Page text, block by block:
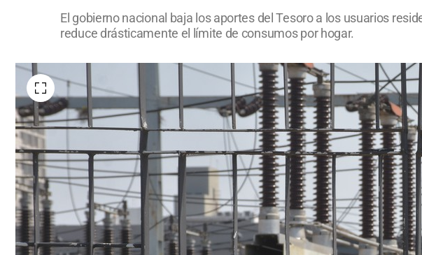
El gobierno nacional baja los aportes del Tesoro a los usuarios
reduce drásticamente el límite de consumos por hogar.